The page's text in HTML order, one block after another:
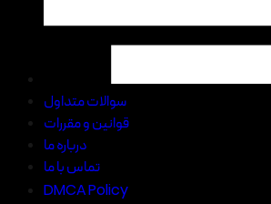
سوالات متداول
قوانین و مقررات
درباره ما
تماس با ما
DMCA Policy